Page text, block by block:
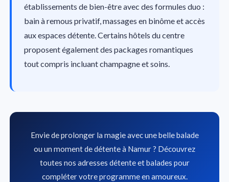
établissements de bien-être avec des formules duo :
bain à remous privatif, massages en binôme et accès
aux espaces détente. Certains hôtels du centre
proposent également des packages romantiques
tout compris incluant champagne et soins.
Envie de prolonger la magie avec une belle balade
ou un moment de détente à Namur ? Découvrez
toutes nos adresses détente et balades pour
compléter votre programme en amoureux.